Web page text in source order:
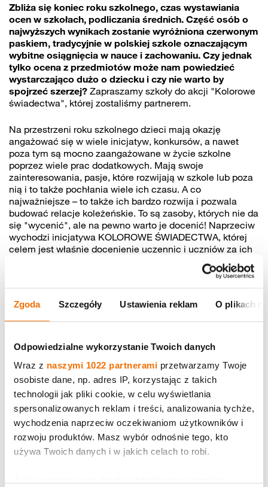
Zgoda Szczegóły Ustawienia reklam O plikach
Odpowiedzialne wykorzystanie Twoich danych
Wraz z naszymi 1022 partnerami przetwarzamy Twoje
osobiste dane, np. adres IP, korzystając z takich
technologii jak pliki cookie, w celu wyświetlania
spersonalizowanych reklam i treści, analizowania tychże,
wychodzenia naprzeciw oczekiwaniom użytkowników i
rozwoju produktów. Masz wybór odnośnie tego, kto
używa Twoich danych i w jakich celach to robi.
Zbliża się koniec roku szkolnego, czas wystawiania
ocen w szkołach, podliczania średnich. Część osób o
najwyższych wynikach zostanie wyróżniona czerwonym
paskiem, tradycyjnie w polskiej szkole oznaczającym
wybitne osiągnięcia w nauce i zachowaniu. Czy jednak
tylko ocena z przedmiotów może nam powiedzieć
wystarczająco dużo o dziecku i czy nie warto by
spojrzeć szerzej? Zapraszamy szkoły do akcji "Kolorowe
świadectwa", której zostaliśmy partnerem.
Na przestrzeni roku szkolnego dzieci mają okazję
angażować się w wiele inicjatyw, konkursów, a nawet
poza tym są mocno zaangażowane w życie szkolne
poprzez wiele prac dodatkowych. Mają swoje
zainteresowania, pasje, które rozwijają w szkole lub poza
nią i to także pochłania wiele ich czasu. A co
najważniejsze – to także ich bardzo rozwija i pozwala
budować relacje koleżeńskie. To są zasoby, których nie da
się "wycenić", ale na pewno warto je docenić! Naprzeciw
wychodzi inicjatywa KOLOROWE ŚWIADECTWA, której
celem jest właśnie docenienie uczennic i uczniów za ich
starania, wysiłki i osiągnięcia w różnych dziedzinach, a
Akcja ma motywować i wspierać mocne strony każdego,
zamiast tworzyć niepotrzebną rywalizację lub powodować
niską samoocenę dzieci. Zostaliśmy jej partnerem, bo
tylko za średnią ocen. Tym bardziej, że szkoła, to nie tylko
wiele kompetencji społecznych, emocjonalnych i czysto
praktycznych. Empatia, tolerancja, postawy ekologiczne,
zapał do sportu, sztuki, pracowitość, wrażliwość na
potrzeby innych, dbanie o sprawy społeczności - za takie
aspekty można docenić dzieci w akcji "Kolorowe
świadectwa", a dostępnych kolorów pasków jest w niej
bardzo wiele. Ważne, aby każdy był zauważony i
doceniony. I żeby widzieć nie tylko efekty i sukcesy, ale